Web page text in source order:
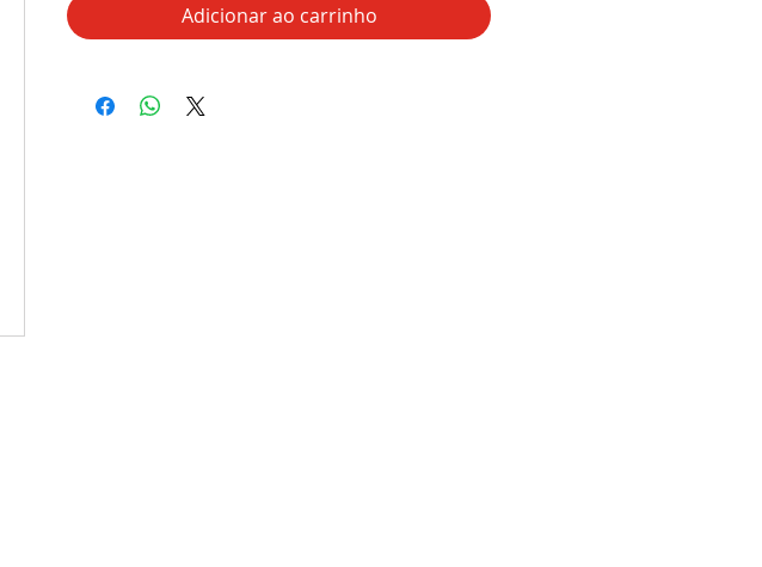
Adicionar ao carrinho